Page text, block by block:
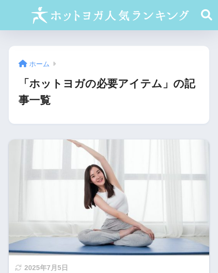
ホーム
「ホットヨガの必要アイテム」の記
事一覧
2025年7月5日